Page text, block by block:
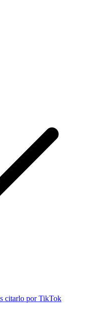
citarlo por TikTok